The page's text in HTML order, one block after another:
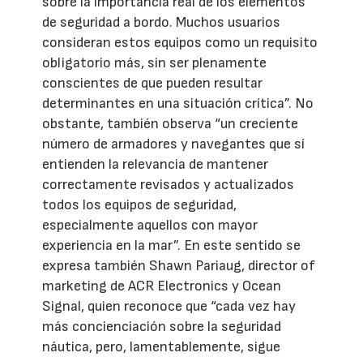
de seguridad a bordo. Muchos usuarios
consideran estos equipos como un requisito
obligatorio más, sin ser plenamente
conscientes de que pueden resultar
determinantes en una situación crítica”. No
obstante, también observa “un creciente
número de armadores y navegantes que sí
entienden la relevancia de mantener
correctamente revisados y actualizados
todos los equipos de seguridad,
especialmente aquellos con mayor
experiencia en la mar”. En este sentido se
expresa también Shawn Pariaug, director of
marketing de ACR Electronics y Ocean
Signal, quien reconoce que “cada vez hay
más concienciación sobre la seguridad
náutica, pero, lamentablemente, sigue